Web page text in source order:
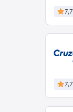
7,7
7,7